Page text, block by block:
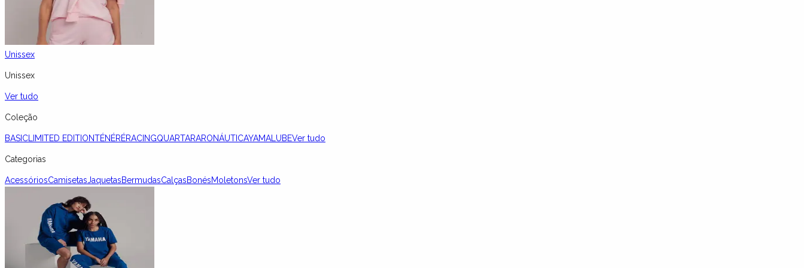
Unissex
Unissex
Ver tudo
Coleção
BASIC LIMITED EDITIONTÉNÉRÉRACINGQUARTARARONÁUTICAYAMALUBEVer tudo
Categorias
AcessóriosCamisetasJaquetasBermudasCalçasBonésMoletonsVer tudo